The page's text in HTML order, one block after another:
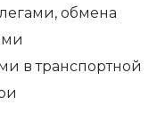
обмена
в транспортной